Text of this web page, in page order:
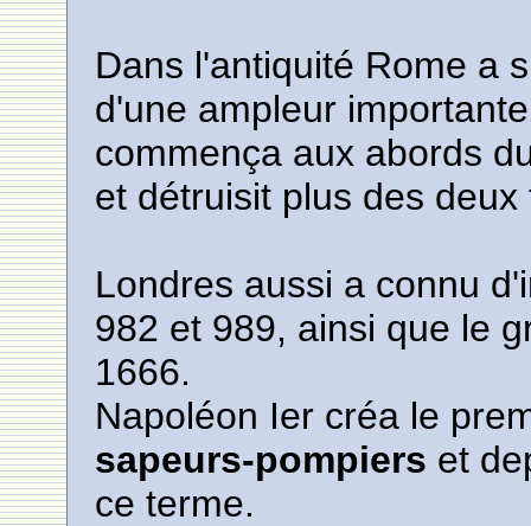
Dans l'antiquité Rome a
d'une ampleur
commença aux abords
et détruisit plus des
Londres aussi a connu
982 et 989, ainsi que le
1666.
Napoléon Ier créa le
sapeurs-pompiers et
ce terme.